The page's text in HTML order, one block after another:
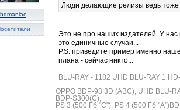
hdmaniac
Люди делающие релизы ведь тоже
Это не про наших издателей. У нас
это единичные случаи...
P.S. приведите пример именно
плана - сейчас никто...
BLU-RAY - 1182 UHD BLU-RAY 1
OPPO BDP-93 3D (ABC), UHD BLU-
BDP-S300(C),
PS 3 (500 Гб "С"), PS 4 (500 Гб